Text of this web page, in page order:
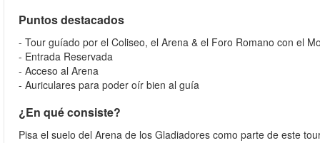
Puntos destacados
- Tour guíado por el Coliseo, el Arena & el Foro Romano con el
- Entrada Reservada
- Acceso al Arena
- Auriculares para poder oír bien al guía
¿En qué consiste?
Pisa el suelo del Arena de los Gladiadores como parte de este